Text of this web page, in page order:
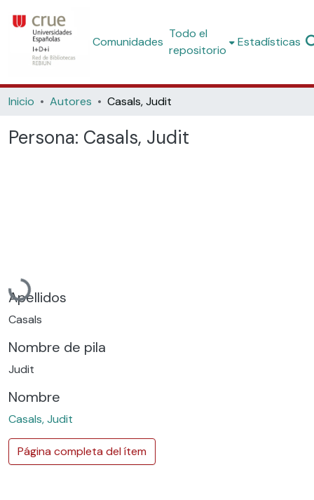
Comunidades
Todo el
repositorio
Estadísticas
Inicio Autores Casals, Judit
Persona: Casals, Judit
Cargando...
Apellidos
Casals
Nombre de pila
Judit
Nombre
Casals, Judit
Página completa del ítem